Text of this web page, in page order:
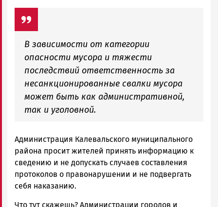
В зависимости от категории
опасности мусора и тяжести
последствий ответственность за
несанкционированные свалки мусора
может быть как административной,
так и уголовной.
Администрация Калевальского муниципального
района просит жителей принять информацию к
сведению и не допускать случаев составления
протоколов о правонарушении и не подвергать
себя наказанию.
Что тут скажешь? Администрации городов и